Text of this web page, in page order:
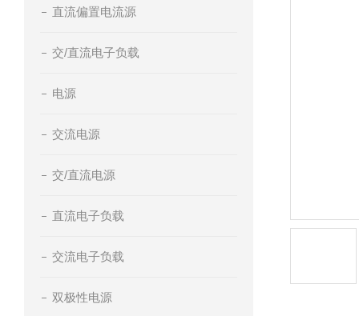
直流偏置电流源
交/直流电子负载
电源
交流电源
交/直流电源
直流电子负载
交流电子负载
双极性电源